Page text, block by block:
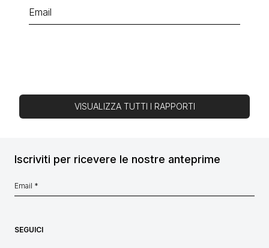
VISUALIZZA TUTTI I RAPPORTI
Iscriviti per ricevere le nostre anteprime
SEGUICI